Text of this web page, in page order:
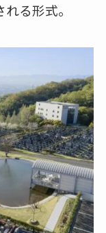
る形式。